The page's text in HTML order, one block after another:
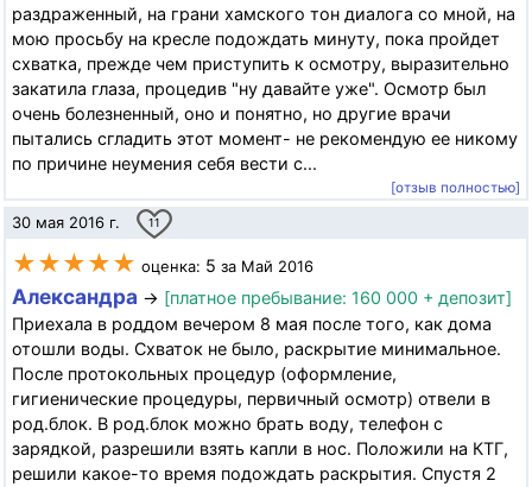
раздраженный, на грани хамского тон диалога со мной, на
мою просьбу на кресле подождать минуту, пока пройдет
схватка, прежде чем приступить к осмотру, выразительно
закатила глаза, процедив "ну давайте уже". Осмотр был
очень болезненный, оно и понятно, но другие врачи
пытались сгладить этот момент- не рекомендую ее никому
по причине неумения себя вести с...
[отзыв полностью]
30 мая 2016 г. 11
★★★★★ оценка: 5 за Май 2016
Александра → [платное пребывание: 160 000 + депозит]
Приехала в роддом вечером 8 мая после того, как дома
отошли воды. Схваток не было, раскрытие минимальное.
После протокольных процедур (оформление,
гигиенические процедуры, первичный осмотр) отвели в
род.блок. В род.блок можно брать воду, телефон с
зарядкой, разрешили взять капли в нос. Положили на КТГ,
решили какое-то время подождать раскрытия. Спустя 2